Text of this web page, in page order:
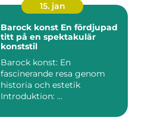
15. jan
Barock konst En fördjupad
titt på en spektakulär
konststil
Barock konst: En
fascinerande resa genom
historia och estetik
Introduktion: ...